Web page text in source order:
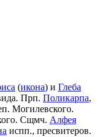
(икона) и Глеба
Прп. Поликарпа,
Могилевского.
Сщмч. Алфея
испп., пресвитеров.